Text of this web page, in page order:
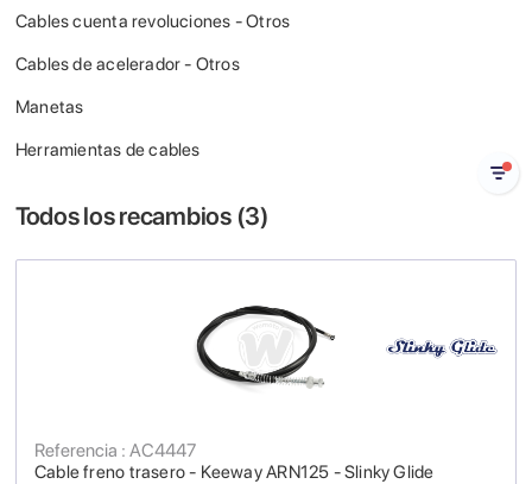
Cables cuenta revoluciones - Otros
Cables de acelerador - Otros
Manetas
Herramientas de cables
Todos los recambios (3)
Cable freno trasero - Keeway ARN125 - Slinky Glide
Referencia : AC4447